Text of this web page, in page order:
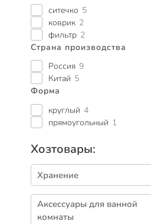
ситечко 5
коврик 2
фильтр 2
Страна производства
Россия 9
Китай 5
Форма
круглый 4
прямоугольный 1
Хозтовары:
Хранение
Корзины (218)
Вешалки настенные, крючки (80)
Аксессуары для ванной
комнаты